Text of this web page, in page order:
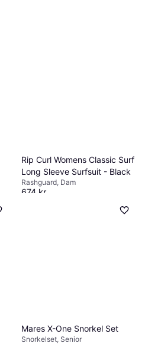
Rip Curl Womens Classic Surf
Long Sleeve Surfsuit - Black
Rashguard, Dam
674 kr
Mares X-One Snorkel Set
Snorkelset, Senior